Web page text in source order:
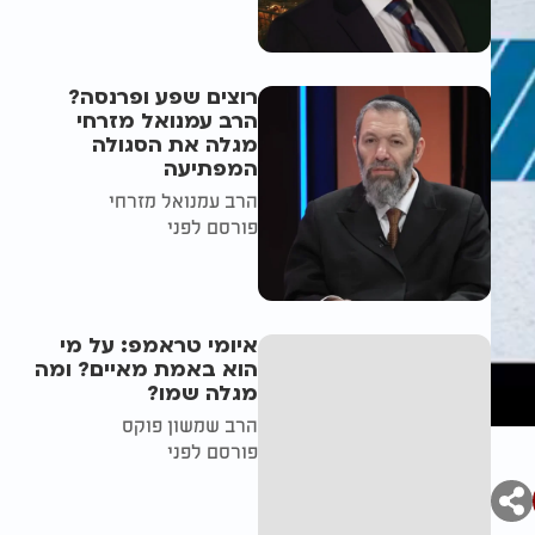
רוצים שפע ופרנסה?
הרב עמנואל מזרחי
מגלה את הסגולה
המפתיעה
הרב עמנואל מזרחי
פורסם לפני
איומי טראמפ: על מי
הוא באמת מאיים? ומה
מגלה שמו?
הרב שמשון פוקס
פורסם לפני